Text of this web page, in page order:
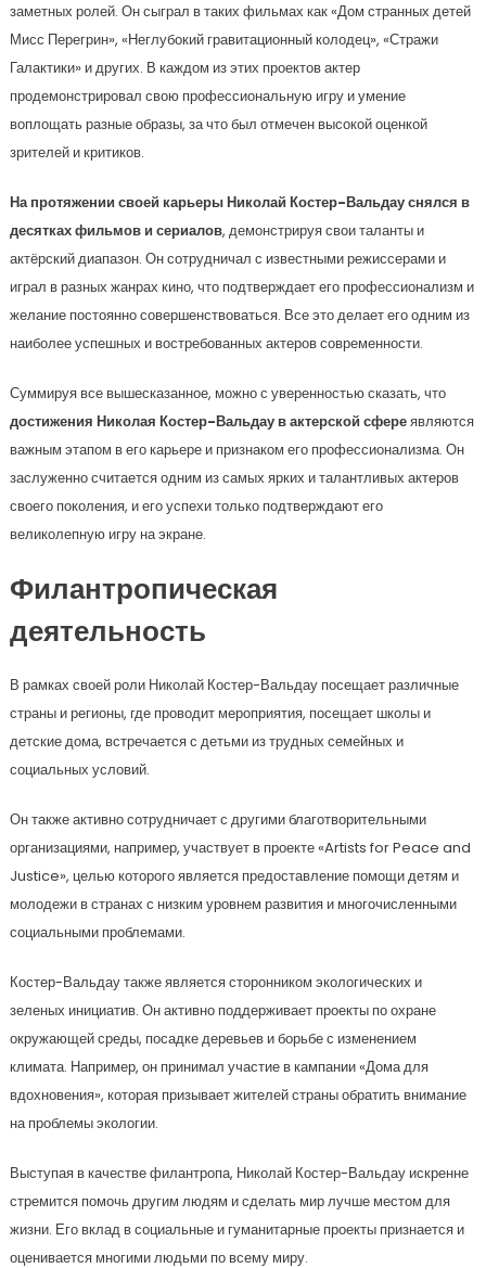
заметных ролей. Он сыграл в таких фильмах как «Дом странных детей
Мисс Перегрин», «Неглубокий гравитационный колодец», «Стражи
Галактики» и других. В каждом из этих проектов актер
продемонстрировал свою профессиональную игру и умение
воплощать разные образы, за что был отмечен высокой оценкой
зрителей и критиков.
На протяжении своей карьеры Николай Костер-Вальдау снялся в
десятках фильмов и сериалов, демонстрируя свои таланты и
актёрский диапазон. Он сотрудничал с известными режиссерами и
играл в разных жанрах кино, что подтверждает его профессионализм и
желание постоянно совершенствоваться. Все это делает его одним из
наиболее успешных и востребованных актеров современности.
Суммируя все вышесказанное, можно с уверенностью сказать, что
достижения Николая Костер-Вальдау в актерской сфереявляются
важным этапом в его карьере и признаком его профессионализма. Он
заслуженно считается одним из самых ярких и талантливых актеров
своего поколения, и его успехи только подтверждают его
великолепную игру на экране.
Филантропическая
деятельность
В рамках своей роли Николай Костер-Вальдау посещает различные
страны и регионы, где проводит мероприятия, посещает школы и
детские дома, встречается с детьми из трудных семейных и
социальных условий.
Он также активно сотрудничает с другими благотворительными
организациями, например, участвует в проекте «Artists for Peace and
Justice», целью которого является предоставление помощи детям и
молодежи в странах с низким уровнем развития и многочисленными
социальными проблемами.
Костер-Вальдау также является сторонником экологических и
зеленых инициатив. Он активно поддерживает проекты по охране
окружающей среды, посадке деревьев и борьбе с изменением
климата. Например, он принимал участие в кампании «Дома для
вдохновения», которая призывает жителей страны обратить внимание
на проблемы экологии.
Выступая в качестве филантропа, Николай Костер-Вальдау искренне
стремится помочь другим людям и сделать мир лучше местом для
жизни. Его вклад в социальные и гуманитарные проекты признается и
оценивается многими людьми по всему миру.